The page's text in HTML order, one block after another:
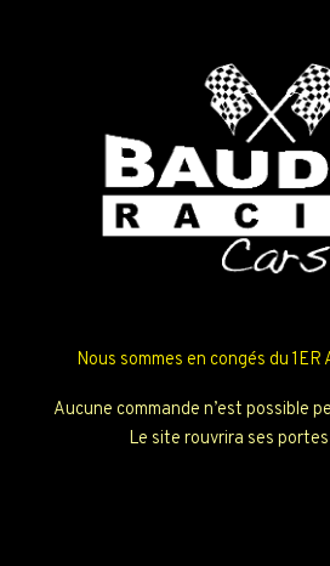
Nous sommes en congés du 1ER
Aucune commande n’est possible
Le site rouvrira ses portes